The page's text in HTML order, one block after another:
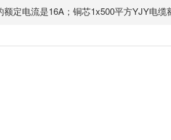
定电流是16A；铜芯1x500平方YJY电缆